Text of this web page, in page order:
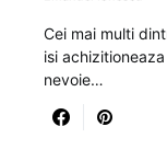
Cei mai multi
isi
nevoie…